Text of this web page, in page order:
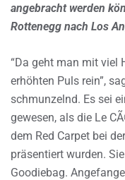
angebracht werden
Rottenegg nach Los
“Da geht man mit viel
erhöhten Puls rein”,
schmunzelnd. Es sei
gewesen, als die Le
dem Red Carpet bei
präsentiert wurden.
Goodiebag.